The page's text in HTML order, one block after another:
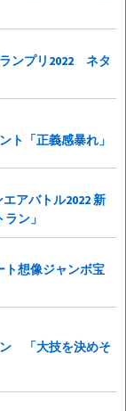
ンプリ2022 ネタ
「正義感暴れ」
アバトル2022 新
ン」
想像ジャンボ宝
ン 「大技を決めそ